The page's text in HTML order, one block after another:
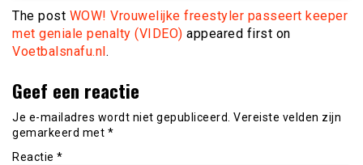
The post WOW! Vrouwelijke freestyler passeert keeper
met geniale penalty (VIDEO) appeared first on
Voetbalsnafu.nl.
Geef een reactie
Je e-mailadres wordt niet gepubliceerd. Vereiste velden zijn
gemarkeerd met *
Reactie *